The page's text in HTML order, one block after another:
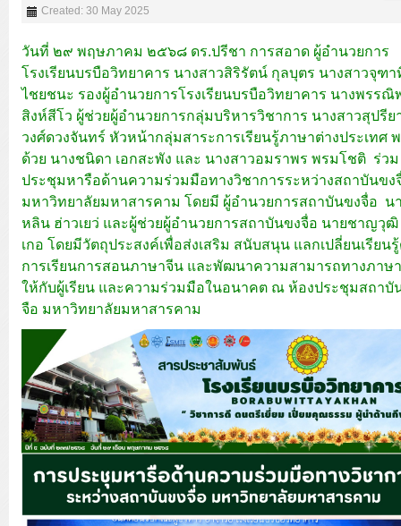
Created: 30 May 2025
วันที่ ๒๙ พฤษภาคม ๒๕๖๘ ดร.ปรีชา การสอาด ผู้อำนวยการ
โรงเรียนบรบือวิทยาคาร นางสาวสิริรัตน์ กุลบุตร นางสาวจุฑ
ไชยชนะ รองผู้อำนวยการโรงเรียนบรบือวิทยาคาร นางพรร
สิงห์สีโว ผู้ช่วยผู้อำนวยการกลุ่มบริหารวิชาการ นางสาวสุปรีย
วงศ์ดวงจันทร์ หัวหน้ากลุ่มสาระการเรียนรู้ภาษาต่างประเทศ
ด้วย นางชนิดา เอกสะพัง และ นางสาวอมราพร พรมโชติ ร่วม
ประชุมหารือด้านความร่วมมือทางวิชาการระหว่างสถาบันขง
มหาวิทยาลัยมหาสารคาม โดยมี ผู้อำนวยการสถาบันขงจื่อ น
หลิน ฮ่าวเยว่ และผู้ช่วยผู้อำนวยการสถาบันขงจื่อ นายชาญวุ
เกอ โดยมีวัตถุประสงค์เพื่อส่งเสริม สนับสนุน แลกเปลี่ยนเรียน
การเรียนการสอนภาษาจีน และพัฒนาความสามารถทางภาษ
ให้กับผู้เรียน และความร่วมมือในอนาคต ณ ห้องประชุมสถาบั
จือ มหาวิทยาลัยมหาสารคาม